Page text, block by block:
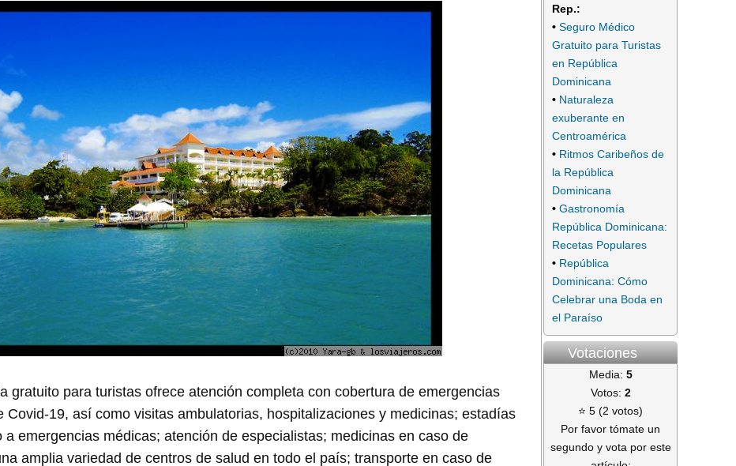
gratuito para turistas ofrece atención completa con cobertura de emergencias
Covid-19, así como visitas ambulatorias, hospitalizaciones y medicinas; estadías
a emergencias médicas; atención de especialistas; medicinas en caso de
amplia variedad de centros de salud en todo el país; transporte en caso de
Rep.:
• Seguro Médico
Gratuito para Turistas
en República
Dominicana
• Naturaleza
exuberante en
Centroamérica
• Ritmos Caribeños de
la República
Dominicana
• Gastronomía
República Dominicana:
Recetas Populares
• República
Dominicana: Cómo
Celebrar una Boda en
el Paraíso
Votaciones
Media: 5
Votos: 2
⭐ 5 (2 votos)
Por favor tómate un
segundo y vota por este